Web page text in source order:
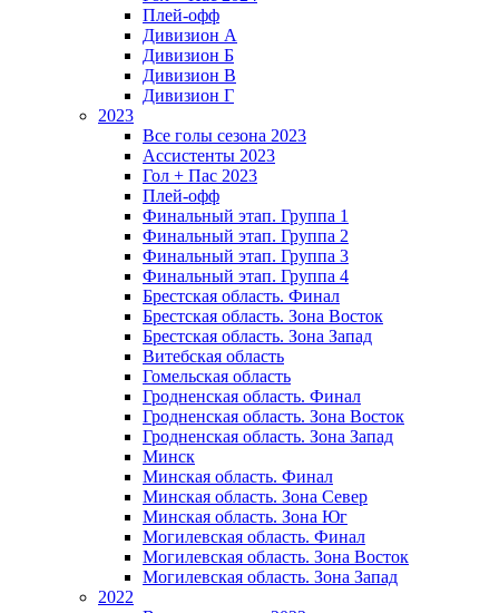
Плей-офф
Дивизион A
Дивизион Б
Дивизион В
Дивизион Г
2023
Все голы сезона 2023
Ассистенты 2023
Гол + Пас 2023
Плей-офф
Финальный этап. Группа 1
Финальный этап. Группа 2
Финальный этап. Группа 3
Финальный этап. Группа 4
Брестская область. Финал
Брестская область. Зона Восток
Брестская область. Зона Запад
Витебская область
Гомельская область
Гродненская область. Финал
Гродненская область. Зона Восток
Гродненская область. Зона Запад
Минск
Минская область. Финал
Минская область. Зона Север
Минская область. Зона Юг
Могилевская область. Финал
Могилевская область. Зона Восток
Могилевская область. Зона Запад
2022